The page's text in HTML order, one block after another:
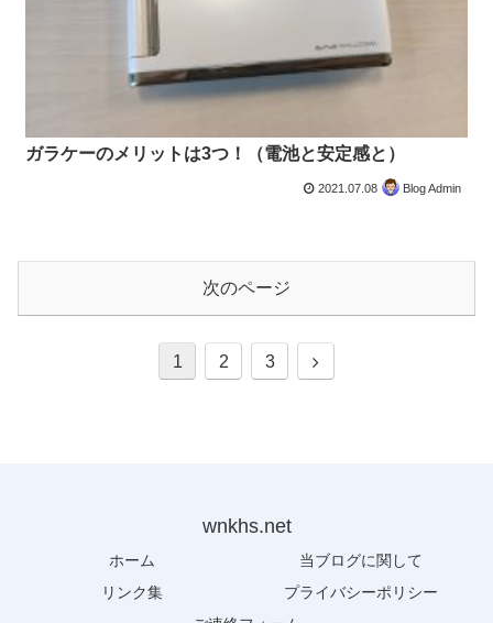
ガラケーのメリットは3つ！（電池と安定感と）
2021.07.08 Blog Admin
次のページ
1 2 3
次
wnkhs.net
ホーム
当ブログに関して
リンク集
プライバシーポリシー